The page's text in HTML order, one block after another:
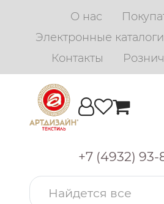
О нас
Электронные каталоги
Контакты
+7 (4932) 93-